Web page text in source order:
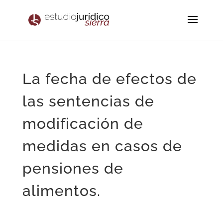
La fecha de efectos de
las sentencias de
modificación de
medidas en casos de
pensiones de
alimentos.